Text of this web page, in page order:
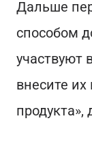
Дальше
способом
участвуют
внесите